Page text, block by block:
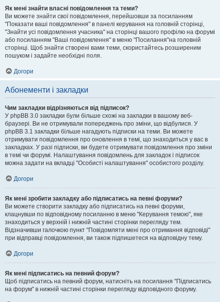
Як мені знайти власні повідомлення та теми?
Ви можете знайти свої повідомлення, перейшовши за посиланням
"Показати ваші повідомлення" в панелі керування на головній сторінці,
"Знайти усі повідомлення учасника" на сторінці вашого профілю на форумі
або посиланням "Ваші повідомлення" в меню "Посилання"на головній
сторінці. Щоб знайти створені вами теми, скористайтесь розширеним
пошуком і задайте необхідні поля.
Догори
Абонементи і закладки
Чим закладки відрізняються від підписок?
У phpBB 3.0 закладки були більше схожі на закладки в вашому веб-
браузері. Ви не отримували попереджень про зміни, що відбулися. У
phpBB 3.1 закладки більше нагадують підписки на теми. Ви можете
отримувати повідомлення про оновлення в темі, що знаходиться у вас в
закладках. У разі підписки, ви будете отримувати повідомлення про зміни
в темі чи форумі. Налаштування повідомлень для закладок і підписок
можна задати на вкладці "Особисті налаштування" особистого розділу.
Догори
Як мені зробити закладку або підписатись на певні форуми?
Ви можете створити закладку або підписатись на певні форуми,
клацнувши по відповідному посиланню в меню "Керування темою", яке
знаходиться у верхній і нижній частині сторінки перегляду тем.
Відзначивши галочкою пункт "Повідомляти мені про отримання відповіді"
при відправці повідомлення, ви також підпишетеся на відповідну тему.
Догори
Як мені підписатись на певний форум?
Щоб підписатись на певний форум, натисніть на посилання "Підписатись
на форум" в нижній частині сторінки перегляду відповідного форуму.